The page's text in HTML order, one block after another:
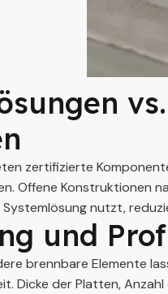
zertifizierte
Offene Konstruktionen
nutzt,
und
brennbare Elemente
Dicke der Platten,